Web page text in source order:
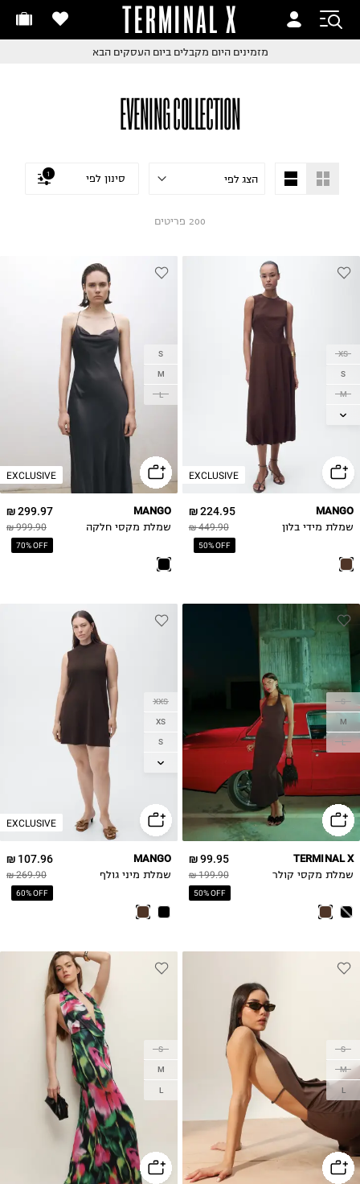
TERMINAL X
החלפות והחזרות בקליקעם שליח עד הבית!
EVENING COLLECTION
סינון לפי 1
200 פריטים
EXCLUSIVE
XS
S
M
L
224.95 ₪
449.90 ₪
50% OFF
MANGO
שמלת מידי בלון
EXCLUSIVE
S
M
L
299.97 ₪
999.90 ₪
70% OFF
MANGO
שמלת מקסי חלקה
S
M
L
99.95 ₪
199.90 ₪
50% OFF
TERMINAL X
שמלת מקסי קולר
EXCLUSIVE
XXS
XS
S
M
XL
107.96 ₪
269.90 ₪
60% OFF
MANGO
שמלת מיני גולף
S
M
L
S
M
L